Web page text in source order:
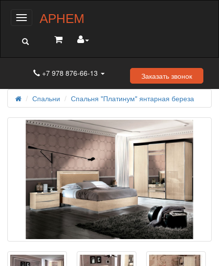
МенюАРНЕМ
+7 978 876-66-13 Заказать звонок
Спальни Спальня "Платинум" янтарная береза